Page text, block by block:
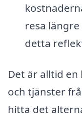
resa
detta
Det är alltid
och tjänster
hitta det